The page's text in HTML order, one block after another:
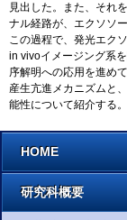
見出した。また、それ
ナル経路が、エクソソ
この過程で、発光エク
in vivoイメージング系
序解明への応用を進め
産生亢進メカニズムと
能性について紹介する。
HOME
研究科概要